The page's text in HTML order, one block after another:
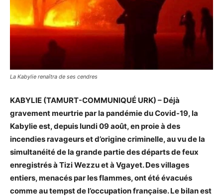
La Kabylie renaîtra de ses cendres
KABYLIE (TAMURT-COMMUNIQUÉ URK) – Déjà
gravement meurtrie par la pandémie du Covid-19, la
Kabylie est, depuis lundi 09 août, en proie à des
incendies ravageurs et d’origine criminelle, au vu de la
simultanéité de la grande partie des départs de feux
enregistrés à Tizi Wezzu et à Vgayet. Des villages
entiers, menacés par les flammes, ont été évacués
comme au tempst de l’occupation française. Le bilan est